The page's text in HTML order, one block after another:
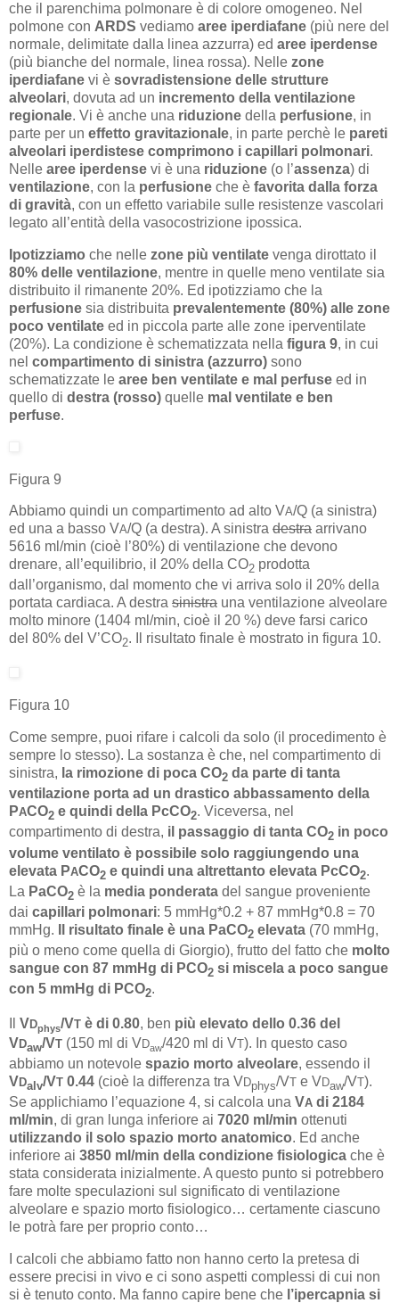
che il parenchima polmonare è di colore omogeneo. Nel
polmone con ARDS vediamo aree iperdiafane (più nere del
normale, delimitate dalla linea azzurra) ed aree iperdense
(più bianche del normale, linea rossa). Nelle zone
iperdiafane vi è sovradistensione delle strutture
alveolari, dovuta ad un incremento della ventilazione
regionale. Vi è anche una riduzione della perfusione, in
parte per un effetto gravitazionale, in parte perchè le pareti
alveolari iperdistese comprimono i capillari polmonari.
Nelle aree iperdense vi è una riduzione (o l’assenza) di
ventilazione, con la perfusione che è favorita dalla forza
di gravità, con un effetto variabile sulle resistenze vascolari
legato all’entità della vasocostrizione ipossica.
Ipotizziamo che nelle zone più ventilate venga dirottato il
80% delle ventilazione, mentre in quelle meno ventilate sia
distribuito il rimanente 20%. Ed ipotizziamo che la
perfusione sia distribuita prevalentemente (80%) alle zone
poco ventilate ed in piccola parte alle zone iperventilate
(20%). La condizione è schematizzata nella figura 9, in cui
nel compartimento di sinistra (azzurro) sono
schematizzate le aree ben ventilate e mal perfuse ed in
quello di destra (rosso) quelle mal ventilate e ben
perfuse.
Figura 9
Abbiamo quindi un compartimento ad alto VA/Q (a sinistra)
ed una a basso VA/Q (a destra). A sinistra destra arrivano
5616 ml/min (cioè l’80%) di ventilazione che devono
drenare, all’equilibrio, il 20% della CO2 prodotta
dall’organismo, dal momento che vi arriva solo il 20% della
portata cardiaca. A destra sinistra una ventilazione alveolare
molto minore (1404 ml/min, cioè il 20 %) deve farsi carico
del 80% del V’CO2. Il risultato finale è mostrato in figura 10.
Figura 10
Come sempre, puoi rifare i calcoli da solo (il procedimento è
sempre lo stesso). La sostanza è che, nel compartimento di
sinistra, la rimozione di poca CO2 da parte di tanta
ventilazione porta ad un drastico abbassamento della
PACO2 e quindi della PcCO2. Viceversa, nel
compartimento di destra, il passaggio di tanta CO2 in poco
volume ventilato è possibile solo raggiungendo una
elevata PACO2 e quindi una altrettanto elevata PcCO2.
La PaCO2 è la media ponderata del sangue proveniente
dai capillari polmonari: 5 mmHg*0.2 + 87 mmHg*0.8 = 70
mmHg.
Il risultato finale è una PaCO2 elevata (70 mmHg,
più o meno come quella di Giorgio), frutto del fatto che molto
sangue con 87 mmHg di PCO2 si miscela a poco sangue
con 5 mmHg di PCO2.
VDphys/VT è di 0.80, ben più elevato dello 0.36 del
VDaw/VT (150 ml di VDaw/420 ml di VT). In questo caso
abbiamo un notevole spazio morto alveolare, essendo il
VDalv/VT 0.44 (cioè la differenza tra VDphys/VT e VDaw/VT).
Se applichiamo l’equazione 4, si calcola una VA di 2184
ml/min, di gran lunga inferiore ai 7020 ml/min ottenuti
utilizzando il solo spazio morto anatomico. Ed anche
inferiore ai 3850 ml/min della condizione fisiologica che è
stata considerata inizialmente. A questo punto si potrebbero
fare molte speculazioni sul significato di ventilazione
alveolare e spazio morto fisiologico… certamente ciascuno
le potrà fare per proprio conto…
I calcoli che abbiamo fatto non hanno certo la pretesa di
essere precisi in vivo e ci sono aspetti complessi di cui non
si è tenuto conto. Ma fanno capire bene che l’ipercapnia si